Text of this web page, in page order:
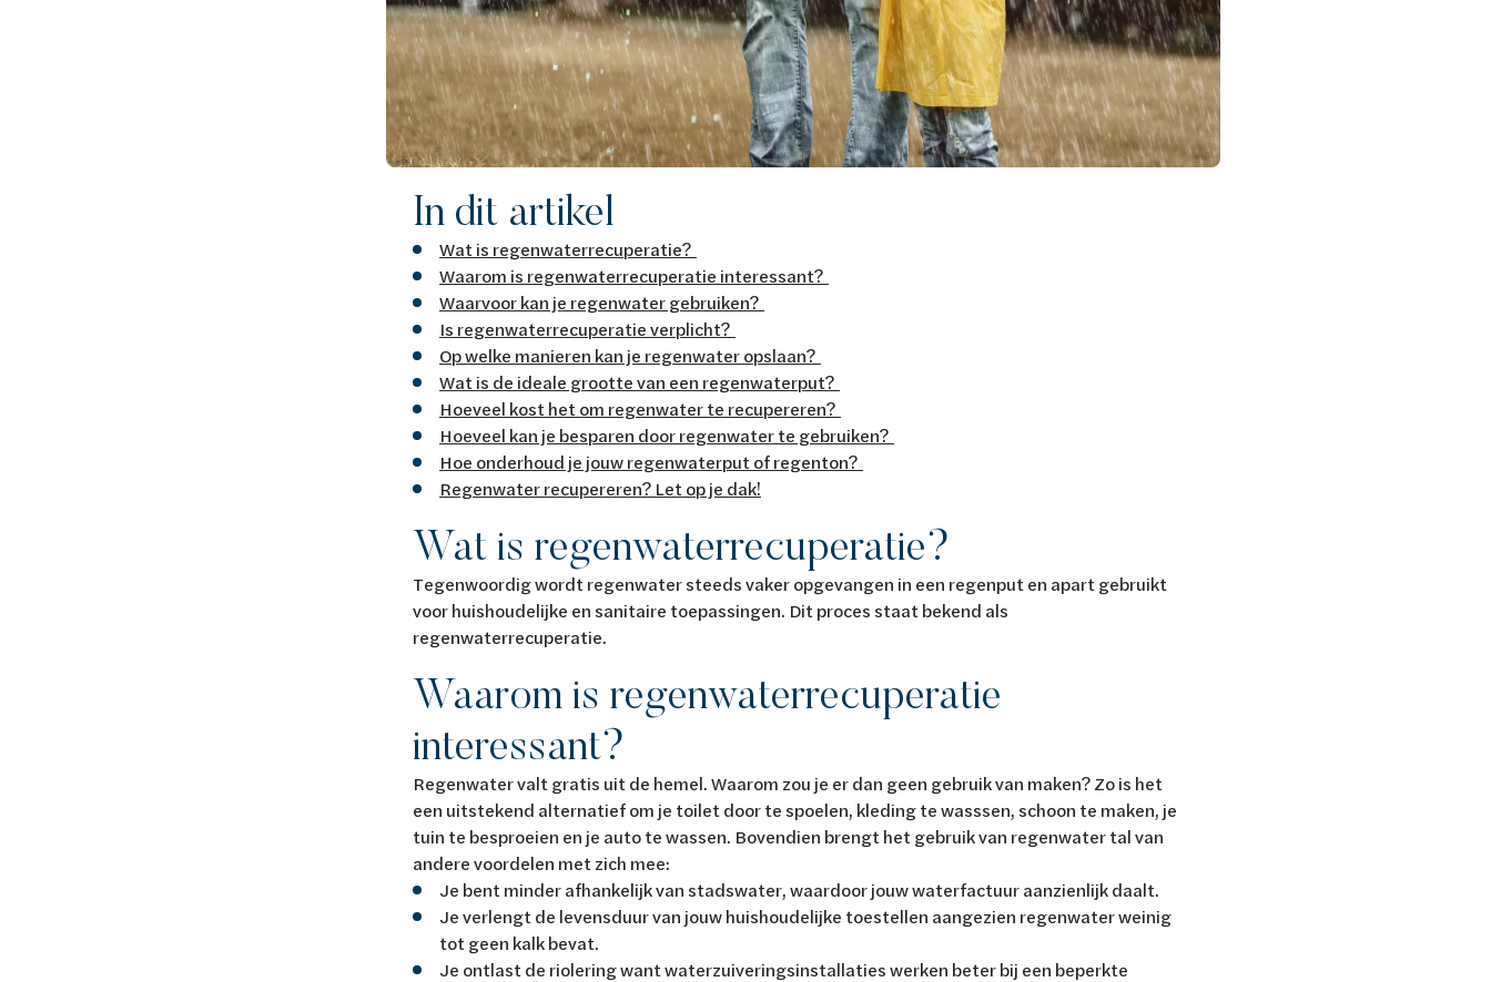
In dit artikel
Wat is regenwaterrecuperatie?
Waarom is regenwaterrecuperatie interessant?
Waarvoor kan je regenwater gebruiken?
Is regenwaterrecuperatie verplicht?
Op welke manieren kan je regenwater opslaan?
Wat is de ideale grootte van een regenwaterput?
Hoeveel kost het om regenwater te recupereren?
Hoeveel kan je besparen door regenwater te gebruiken?
Hoe onderhoud je jouw regenwaterput of regenton?
Regenwater recupereren? Let op je dak!
Wat is regenwaterrecuperatie?
Tegenwoordig wordt regenwater steeds vaker opgevangen in een regenput en apart gebruikt
voor huishoudelijke en sanitaire toepassingen. Dit proces staat bekend als
regenwaterrecuperatie.
Waarom is regenwaterrecuperatie
interessant?
Regenwater valt gratis uit de hemel. Waarom zou je er dan geen gebruik van maken? Zo is het
een uitstekend alternatief om je toilet door te spoelen, kleding te wasssen, schoon te maken, je
tuin te besproeien en je auto te wassen. Bovendien brengt het gebruik van regenwater tal van
andere voordelen met zich mee:
Je bent minder afhankelijk van stadswater, waardoor jouw waterfactuur aanzienlijk daalt.
Je verlengt de levensduur van jouw huishoudelijke toestellen aangezien regenwater weinig
tot geen kalk bevat.
Je ontlast de riolering want waterzuiveringsinstallaties werken beter bij een beperkte